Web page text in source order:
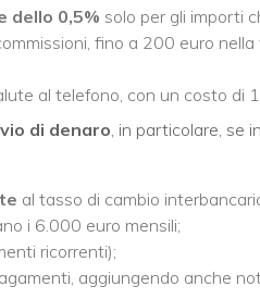
dello 0,5% solo per gli importi
fino a 200 euro
al telefono, con un costo di
di denaro , in particolare, se
al tasso di cambio
i 6.000 euro mensili;
ricorrenti);
aggiungendo anche